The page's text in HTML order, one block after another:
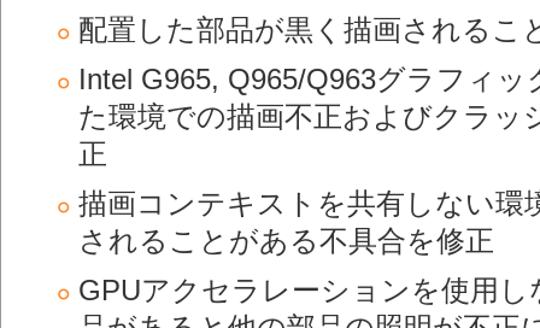
配置した部品が黒く描画されるこ
Intel G965, Q965/Q963グラフィ
た環境での描画不正およびクラ
正
描画コンテキストを共有しない環
されることがある不具合を修正
GPUアクセラレーションを使用